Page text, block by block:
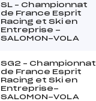
SL – Championnat
de France Esprit
Racing et Ski en
Entreprise -
SALOMON-VOLA
SG2 – Championnat
de France Esprit
Racing et Ski en
Entreprise-
SALOMON-VOLA